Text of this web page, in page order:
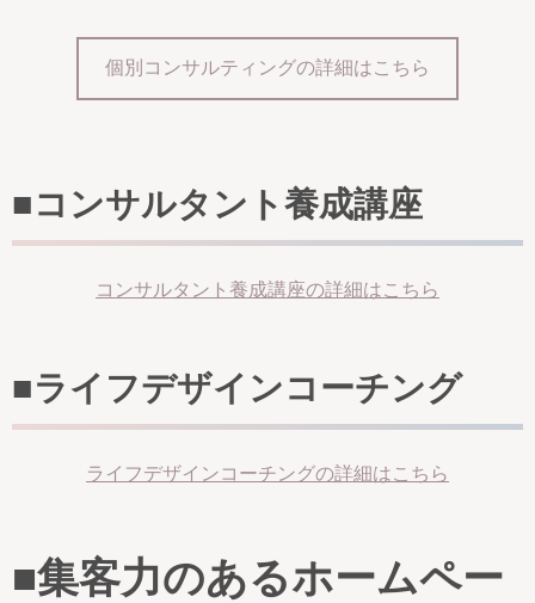
個別コンサルティングの詳細はこちら
■コンサルタント養成講座
コンサルタント養成講座の詳細はこちら
■ライフデザインコーチング
ライフデザインコーチングの詳細はこちら
■集客力のあるホームペー